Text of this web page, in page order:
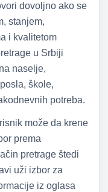
dovoljno ako se
stanjem,
i kvalitetom
u Srbiji
naselje,
škole,
potreba.
može da krene
prema
pretrage štedi
uži izbor za
iz oglasa